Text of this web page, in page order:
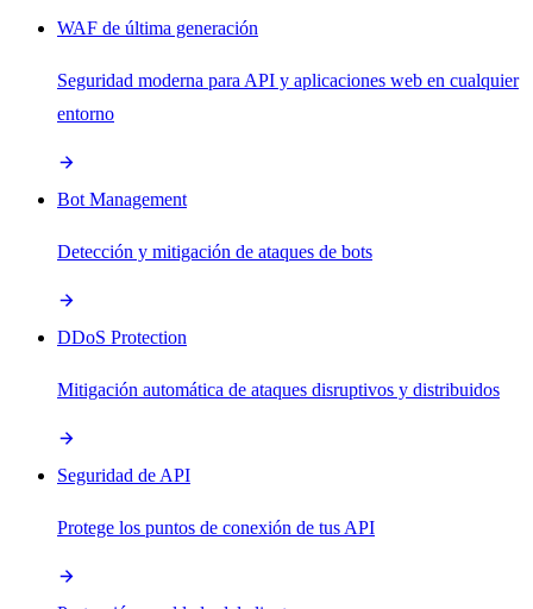
WAF de última generación
Seguridad moderna para API y aplicaciones web en cualquier
entorno
Bot Management
Detección y mitigación de ataques de bots
DDoS Protection
Mitigación automática de ataques disruptivos y distribuidos
Seguridad de API
Protege los puntos de conexión de tus API